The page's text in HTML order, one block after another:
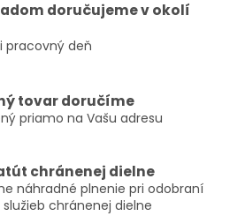
doručujeme v okolí
pracovný deň
tovar doručíme
priamo na Vašu adresu
chránenej dielne
náhradné plnenie pri odobraní
chránenej dielne